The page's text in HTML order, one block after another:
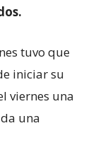
tuvo que
iniciar su
viernes una
una